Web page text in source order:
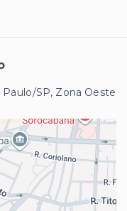
Paulo/SP, Zona Oeste